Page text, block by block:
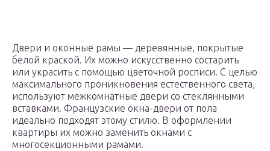
Двери и оконные рамы — деревянные, покрытые
белой краской. Их можно искусственно состарить
или украсить с помощью цветочной росписи. С целью
максимального проникновения естественного света,
используют межкомнатные двери со стеклянными
вставками. Французские окна-двери от пола
идеально подходят этому стилю. В оформлении
квартиры их можно заменить окнами с
многосекционными рамами.